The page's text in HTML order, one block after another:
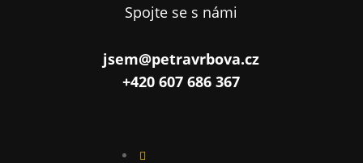
Spojte se s námi
jsem@petravrbova.cz
+420 607 686 367
